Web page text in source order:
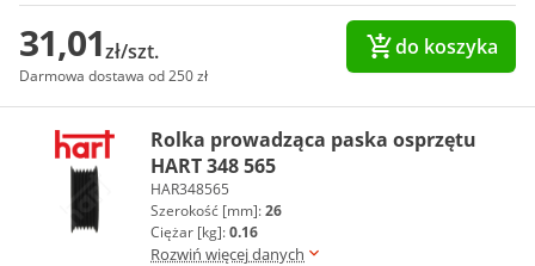
31,01zł/szt.
Darmowa dostawa od 250 zł
do koszyka
Rolka prowadząca paska osprzętu
HART 348 565
HAR348565
Szerokość [mm]:26
Ciężar [kg]:0.16
Rozwiń więcej danych